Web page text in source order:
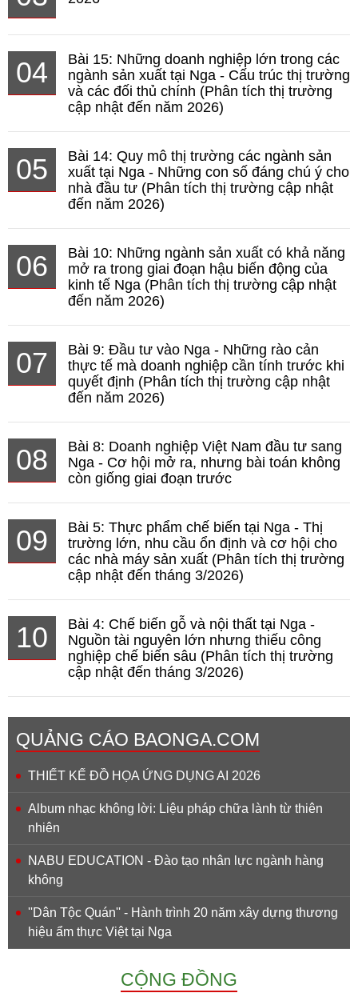
04
Bài 15: Những doanh nghiệp lớn trong các
ngành sản xuất tại Nga - Cấu trúc thị trường
và các đối thủ chính (Phân tích thị trường
cập nhật đến năm 2026)
05
Bài 14: Quy mô thị trường các ngành sản
xuất tại Nga - Những con số đáng chú ý cho
nhà đầu tư (Phân tích thị trường cập nhật
đến năm 2026)
06
Bài 10: Những ngành sản xuất có khả năng
mở ra trong giai đoạn hậu biến động của
kinh tế Nga (Phân tích thị trường cập nhật
đến năm 2026)
07
Bài 9: Đầu tư vào Nga - Những rào cản
thực tế mà doanh nghiệp cần tính trước khi
quyết định (Phân tích thị trường cập nhật
đến năm 2026)
08
Bài 8: Doanh nghiệp Việt Nam đầu tư sang
Nga - Cơ hội mở ra, nhưng bài toán không
còn giống giai đoạn trước
09
Bài 5: Thực phẩm chế biến tại Nga - Thị
trường lớn, nhu cầu ổn định và cơ hội cho
các nhà máy sản xuất (Phân tích thị trường
cập nhật đến tháng 3/2026)
10
Bài 4: Chế biến gỗ và nội thất tại Nga -
Nguồn tài nguyên lớn nhưng thiếu công
nghiệp chế biến sâu (Phân tích thị trường
cập nhật đến tháng 3/2026)
QUẢNG CÁO BAONGA.COM
THIẾT KẾ ĐỒ HỌA ỨNG DỤNG AI 2026
Album nhạc không lời: Liệu pháp chữa lành từ thiên
nhiên
NABU EDUCATION - Đào tạo nhân lực ngành hàng
không
''Dân Tộc Quán'' - Hành trình 20 năm xây dựng thương
hiệu ẩm thực Việt tại Nga
CỘNG ĐỒNG